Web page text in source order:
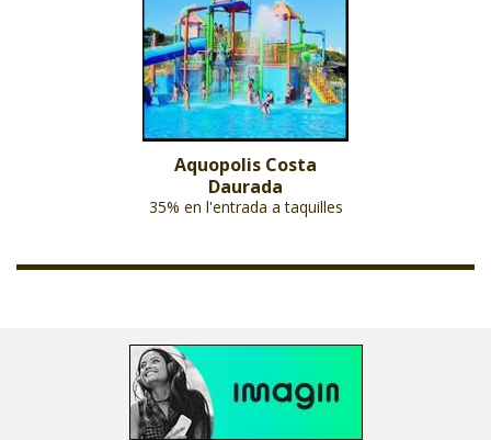
Aquopolis Costa
Daurada
35% en l'entrada a taquilles